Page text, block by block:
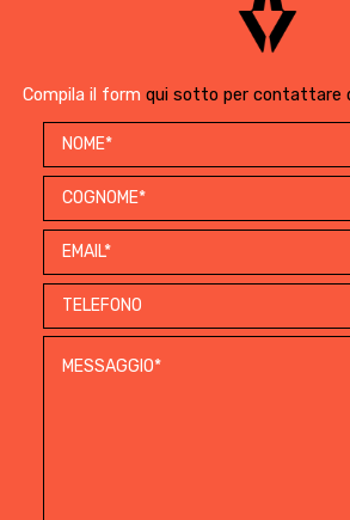
Compila il form qui sotto per contattare